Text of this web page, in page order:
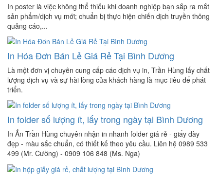
In poster là việc không thể thiếu khi doanh nghiệp bạn sắp ra mắt
sản phẩm/dịch vụ mới; chuẩn bị thực hiện chiến dịch truyền thông
quảng cáo,...
In Hóa Đơn Bán Lẻ Giá Rẻ Tại Bình Dương
Là một đơn vị chuyên cung cấp các dịch vụ in, Trần Hùng lấy chất
lượng dịch vụ và sự hài lòng của khách hàng là mục tiêu để phát
triển.
In folder số lượng ít, lấy trong ngày tại Bình Dương
In Ấn Trần Hùng chuyên nhận in nhanh folder giá rẻ - giấy dày
đẹp - màu sắc chuẩn, có thiết kế theo yêu cầu. Liên hệ 0989 533
499 (Mr. Cường) - 0909 106 848 (Ms. Nga)